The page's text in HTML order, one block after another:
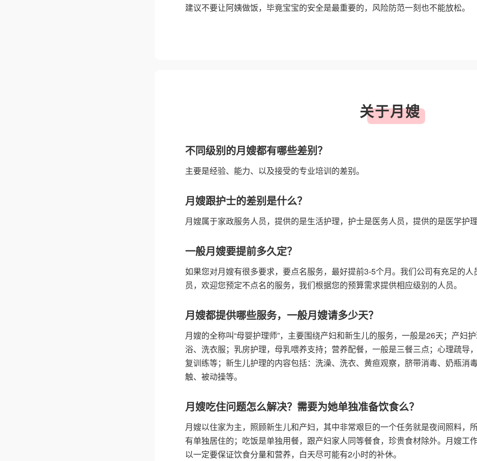
建议不要让阿姨做饭，毕竟宝宝的安全是最重要的，风险防范一刻也不能放松。
关于月嫂
不同级别的月嫂都有哪些差别？
主要是经验、能力、以及接受的专业培训的差别。
月嫂跟护士的差别是什么？
月嫂属于家政服务人员，提供的是生活护理，护士是医务人员，提供的是医学护
一般月嫂要提前多久定？
如果您对月嫂有很多要求，要点名服务，最好提前3-5个月。我们公司有充足的
员，欢迎您预定不点名的服务，我们根据您的预算需求提供相应级别的人员。
月嫂都提供哪些服务，一般月嫂请多少天？
月嫂的全称叫“母婴护理师”，主要围绕产妇和新生儿的服务，一般是26天；产妇
浴、洗衣服；乳房护理，母乳喂养支持；营养配餐，一般是三餐三点；心理疏导
复训练等；新生儿护理的内容包括：洗澡、洗衣、黄疸观察，脐带消毒、奶瓶消
触、被动操等。
月嫂吃住问题怎么解决？需要为她单独准备饮食么？
月嫂以住家为主，照顾新生儿和产妇，其中非常艰巨的一个任务就是夜间照料，
有单独居住的；吃饭是单独用餐，跟产妇家人同等餐食，珍贵食材除外。月嫂工
以一定要保证饮食分量和营养，白天尽可能有2小时的补休。